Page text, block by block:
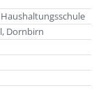
Dornbirn